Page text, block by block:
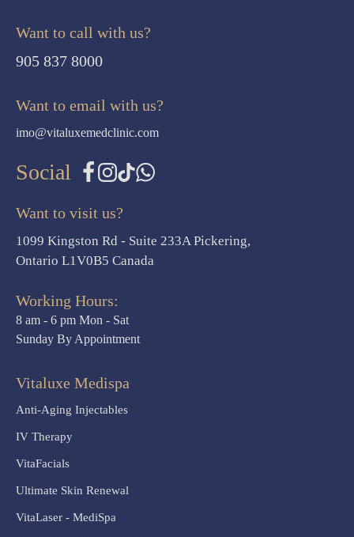
Want to call with us?
905 837 8000
Want to email with us?
imo@vitaluxemedclinic.com
Social
Want to visit us?
1099 Kingston Rd - Suite 233A Pickering,
Ontario L1V0B5 Canada
Working Hours:
8 am - 6 pm Mon - Sat
Sunday By Appointment
Vitaluxe Medispa
Anti-Aging Injectables
IV Therapy
VitaFacials
Ultimate Skin Renewal
VitaLaser - MediSpa